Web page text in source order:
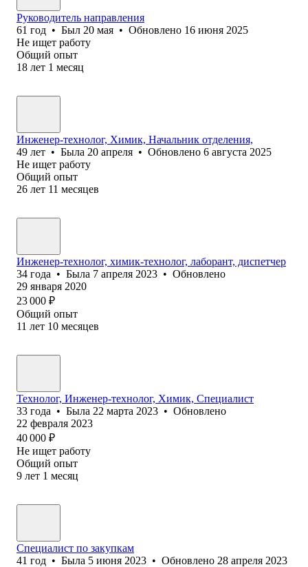
Руководитель направления
61 год • Был 20 мая • Обновлено 16 июня 2025
Не ищет работу
Общий опыт
18 лет 1 месяц
Инженер-технолог, Химик, Начальник отделения,
49 лет • Была 20 апреля • Обновлено 6 августа 2025
Не ищет работу
Общий опыт
26 лет 11 месяцев
Инженер-технолог, химик-технолог, лаборант, диспетчер
34 года • Была 7 апреля 2023 • Обновлено
29 января 2020
23 000 ₽
Общий опыт
11 лет 10 месяцев
Технолог, Инженер-технолог, Химик, Специалист
33 года • Была 22 марта 2023 • Обновлено
22 февраля 2023
40 000 ₽
Не ищет работу
Общий опыт
9 лет 1 месяц
Специалист по закупкам
41 год • Была 5 июня 2023 • Обновлено 28 апреля 2023